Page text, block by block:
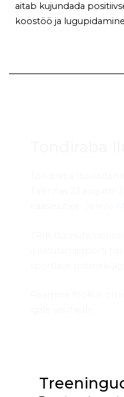
aitab kujundada
koostöö ja